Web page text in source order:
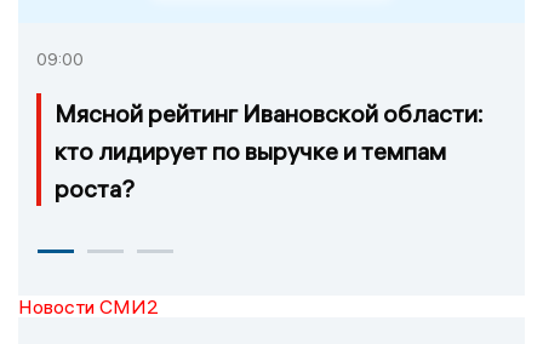
09:00
Мясной рейтинг Ивановской области:
кто лидирует по выручке и темпам
роста?
Новости СМИ2